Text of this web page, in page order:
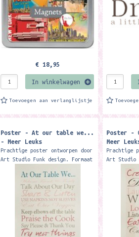
€ 18,95
In winkelwagen
Toevoegen aan verlanglijstje
Poster - At our table we...
- Meer Leuks
Prachtige poster ontworpen door
Art Studio Funk design. Formaat
exclusief verkrijgbaar bij Meer
Leuks Merk: Meer Leuks...
Poster -
Meer
Prachtige
Art Studio
40 x 30
exclusief
Leuks